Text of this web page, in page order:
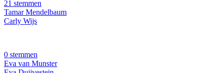
21 stemmen
Tamar Mendelbaum
Carly Wijs
0 stemmen
Eva van Munster